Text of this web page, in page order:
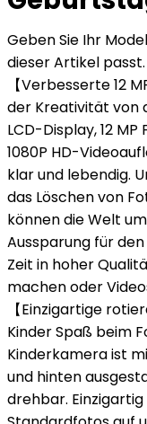
Geben Sie Ihr
dieser Artikel passt.
【Verbesserte 12
der Kreativität von
LCD-Display, 12
1080P HD-
klar und lebendig.
das Löschen von
können die Welt
Aussparung für
Zeit in hoher
machen oder
【Einzigartige
Kinder Spaß beim
Kinderkamera ist
und hinten
drehbar.